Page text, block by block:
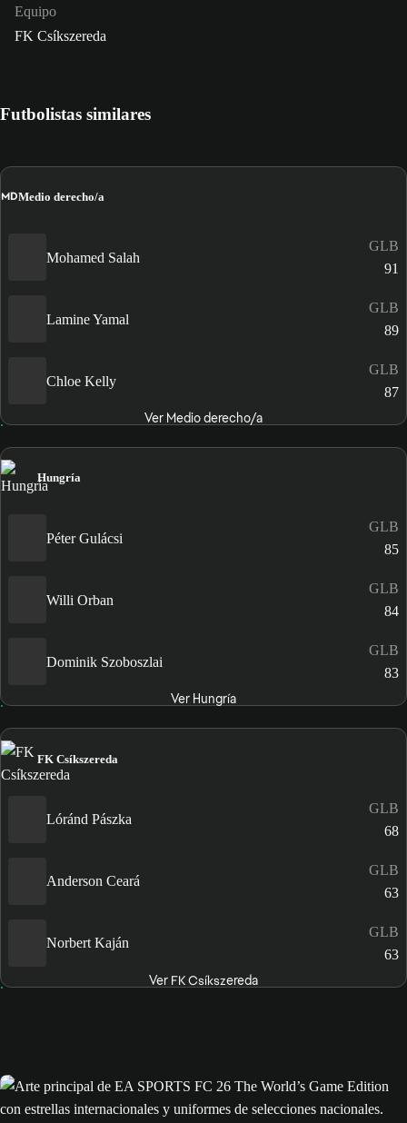
Equipo
FK Csíkszereda
Futbolistas similares
MDMedio derecho/a
Mohamed Salah
GLB
91
Lamine Yamal
GLB
89
Chloe Kelly
GLB
87
Ver Medio derecho/a
Hungría
Péter Gulácsi
GLB
85
Willi Orban
GLB
84
Dominik Szoboszlai
GLB
83
Ver Hungría
FK Csíkszereda
Lóránd Pászka
GLB
68
Anderson Ceará
GLB
63
Norbert Kaján
GLB
63
Ver FK Csíkszereda